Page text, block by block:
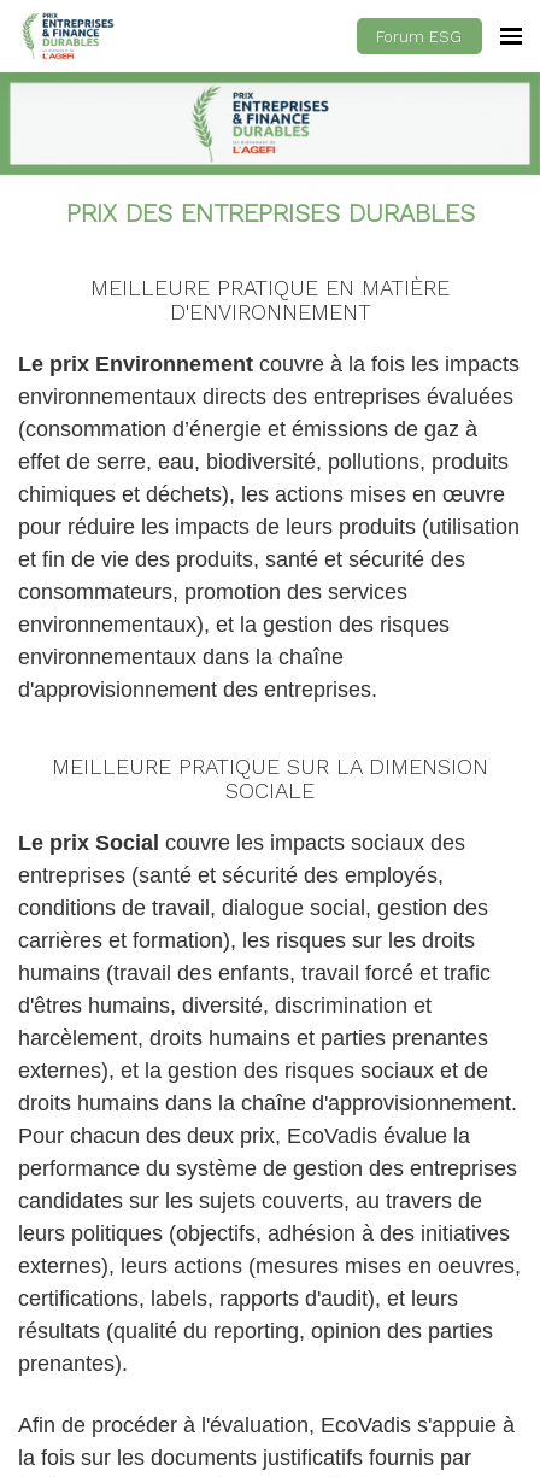
Forum ESG
PRIX DES ENTREPRISES DURABLES
MEILLEURE PRATIQUE EN MATIÈRE
D'ENVIRONNEMENT
Le prix Environnement couvre à la fois les impacts
environnementaux directs des entreprises évaluées
(consommation d’énergie et émissions de gaz à
effet de serre, eau, biodiversité, pollutions, produits
chimiques et déchets), les actions mises en œuvre
pour réduire les impacts de leurs produits (utilisation
et fin de vie des produits, santé et sécurité des
consommateurs, promotion des services
environnementaux), et la gestion des risques
environnementaux dans la chaîne
d'approvisionnement des entreprises.
MEILLEURE PRATIQUE SUR LA DIMENSION
SOCIALE
Le prix Social couvre les impacts sociaux des
entreprises (santé et sécurité des employés,
conditions de travail, dialogue social, gestion des
carrières et formation), les risques sur les droits
humains (travail des enfants, travail forcé et trafic
d'êtres humains, diversité, discrimination et
harcèlement, droits humains et parties prenantes
externes), et la gestion des risques sociaux et de
droits humains dans la chaîne d'approvisionnement.
Pour chacun des deux prix, EcoVadis évalue la
performance du système de gestion des entreprises
candidates sur les sujets couverts, au travers de
leurs politiques (objectifs, adhésion à des initiatives
externes), leurs actions (mesures mises en oeuvres,
certifications, labels, rapports d'audit), et leurs
résultats (qualité du reporting, opinion des parties
prenantes).
Afin de procéder à l'évaluation, EcoVadis s'appuie à
la fois sur les documents justificatifs fournis par